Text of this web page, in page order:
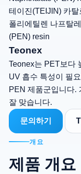
테이진(TEIJIN) 카탈
폴리에틸렌 나프탈
(PEN) resin
Teonex
Teonex는 PET보다
UV 흡수 특성이 필
PEN 제품군입니다.
잘 맞습니다.
문의하기
개요
제품 개요